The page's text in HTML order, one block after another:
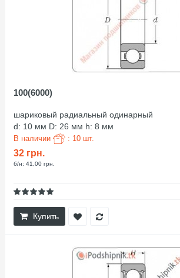
100(6000)
шариковый радиальный одинарный
d: 10 мм D: 26 мм h: 8 мм
В наличии : 10 шт.
32 грн.
б/н: 41,00 грн.
Купить